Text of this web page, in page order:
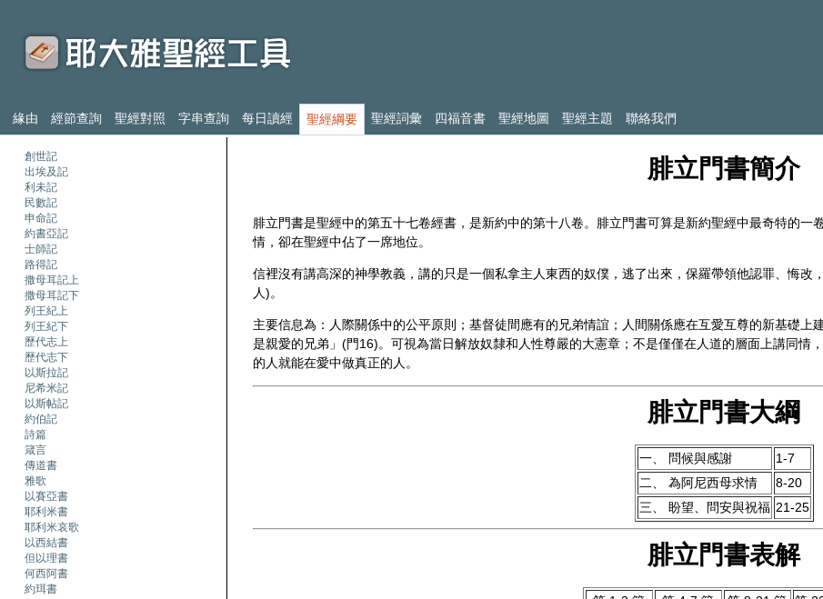
緣由 經節查詢 聖經對照 字串查詢 每日讀經 聖經綱要 聖經詞彙 四福音書 聖經地圖 聖經主題 聯絡我們
創世記
出埃及記
利未記
民數記
申命記
約書亞記
士師記
路得記
撒母耳記上
撒母耳記下
列王紀上
列王紀下
歷代志上
歷代志下
以斯拉記
尼希米記
以斯帖記
約伯記
詩篇
箴言
傳道書
雅歌
以賽亞書
耶利米書
耶利米哀歌
以西結書
但以理書
何西阿書
約珥書
腓立門書簡介
腓立門書是聖經中的第五十七卷經書，是新約中的第十八卷。腓立門書可算是新約聖經中最奇特的
情，卻在聖經中佔了一席地位。
信裡沒有講高深的神學教義，講的只是一個私拿主人東西的奴僕，逃了出來，保羅帶領他認罪、悔
人)。
主要信息為：人際關係中的公平原則；基督徒間應有的兄弟情誼；人間關係應在互愛互尊的新基礎上
是親愛的兄弟」(門16)。可視為當日解放奴隸和人性尊嚴的大憲章；不是僅僅在人道的層面上講同情
的人就能在愛中做真正的人。
腓立門書大綱
一、 問候與感謝
1-7
二、 為阿尼西母求情
8-20
三、 盼望、問安與祝福 21-25
腓立門書表解